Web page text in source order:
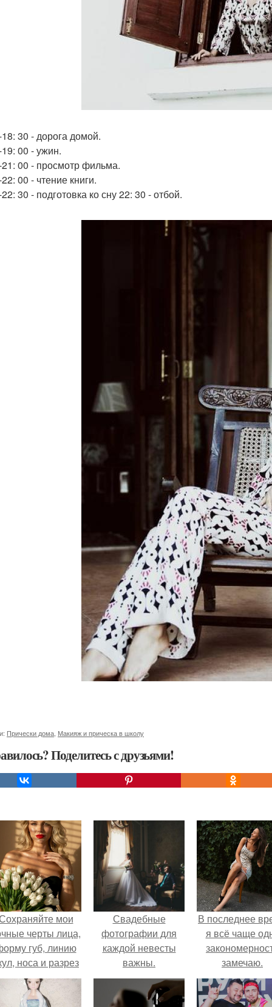
30 - дорога домой.
00 - ужин.
00 - просмотр фильма.
00 - чтение книги.
30 - подготовка ко сну 22: 30 - отбой.
Прически дома Макияж и прическа в школу
Поделитесь с друзьями!
мои
черты лица,
губ, линию
носа и разрез
глаз.
Свадебные
фотографии для
каждой невесты
важны.
В последнее
я всё чаще
замечаю.